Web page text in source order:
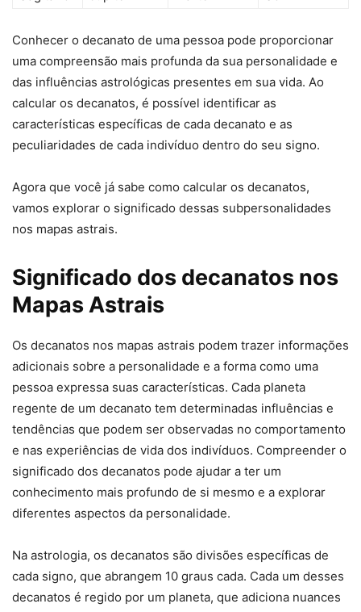
Conhecer o decanato de uma pessoa pode proporcionar
uma compreensão mais profunda da sua personalidade e
das influências astrológicas presentes em sua vida. Ao
calcular os decanatos, é possível identificar as
características específicas de cada decanato e as
peculiaridades de cada indivíduo dentro do seu signo.
Agora que você já sabe como calcular os decanatos,
vamos explorar o significado dessas subpersonalidades
nos mapas astrais.
Significado dos decanatos nos
Mapas Astrais
Os decanatos nos mapas astrais podem trazer informações
adicionais sobre a personalidade e a forma como uma
pessoa expressa suas características. Cada planeta
regente de um decanato tem determinadas influências e
tendências que podem ser observadas no comportamento
e nas experiências de vida dos indivíduos. Compreender o
significado dos decanatos pode ajudar a ter um
conhecimento mais profundo de si mesmo e a explorar
diferentes aspectos da personalidade.
Na astrologia, os decanatos são divisões específicas de
cada signo, que abrangem 10 graus cada. Cada um desses
decanatos é regido por um planeta, que adiciona nuances